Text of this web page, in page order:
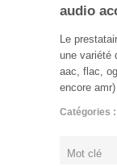
audio
Le
une variété
aac, flac,
encore
Catégories :